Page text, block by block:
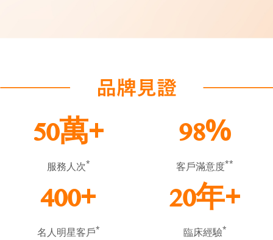
50萬+
服務人次*
98%
客戶滿意度**
400+
名人明星客戶*
20年+
臨床經驗*